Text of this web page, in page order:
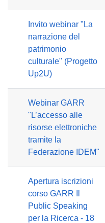
Invito webinar "La
narrazione del
patrimonio
culturale" (Progetto
Up2U)
Webinar GARR
"L’accesso alle
risorse elettroniche
tramite la
Federazione IDEM"
Apertura iscrizioni
corso GARR Il
Public Speaking
per la Ricerca - 18